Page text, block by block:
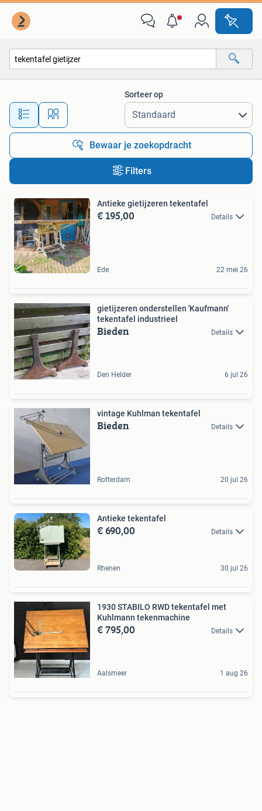
Alle afstanden…
Sorteer op
Bewaar je zoekopdracht
Filters
Antieke gietijzeren tekentafel
€ 195,00 Details
Ede 22 mei 26
gietijzeren onderstellen 'Kaufmann'
tekentafel industrieel
Bieden Details
Den Helder 6 jul 26
vintage Kuhlman tekentafel
Bieden Details
Rotterdam 20 jul 26
Antieke tekentafel
€ 690,00 Details
Rhenen 30 jul 26
1930 STABILO RWD tekentafel met
Kuhlmann tekenmachine
€ 795,00 Details
Aalsmeer 1 aug 26